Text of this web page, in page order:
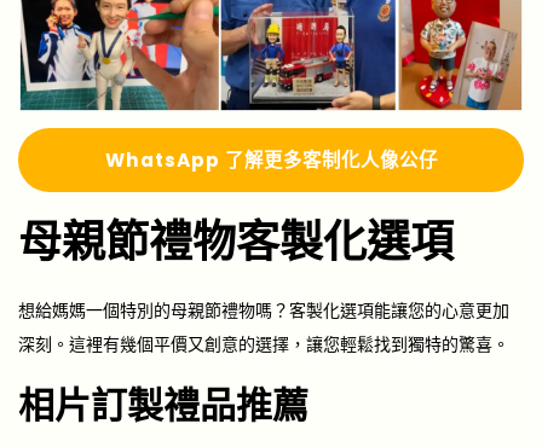
WhatsApp 了解更多客制化人像公仔
母親節禮物客製化選項
想給媽媽一個特別的母親節禮物嗎？客製化選項能讓您的心意更加
深刻。這裡有幾個平價又創意的選擇，讓您輕鬆找到獨特的驚喜。
相片訂製禮品推薦